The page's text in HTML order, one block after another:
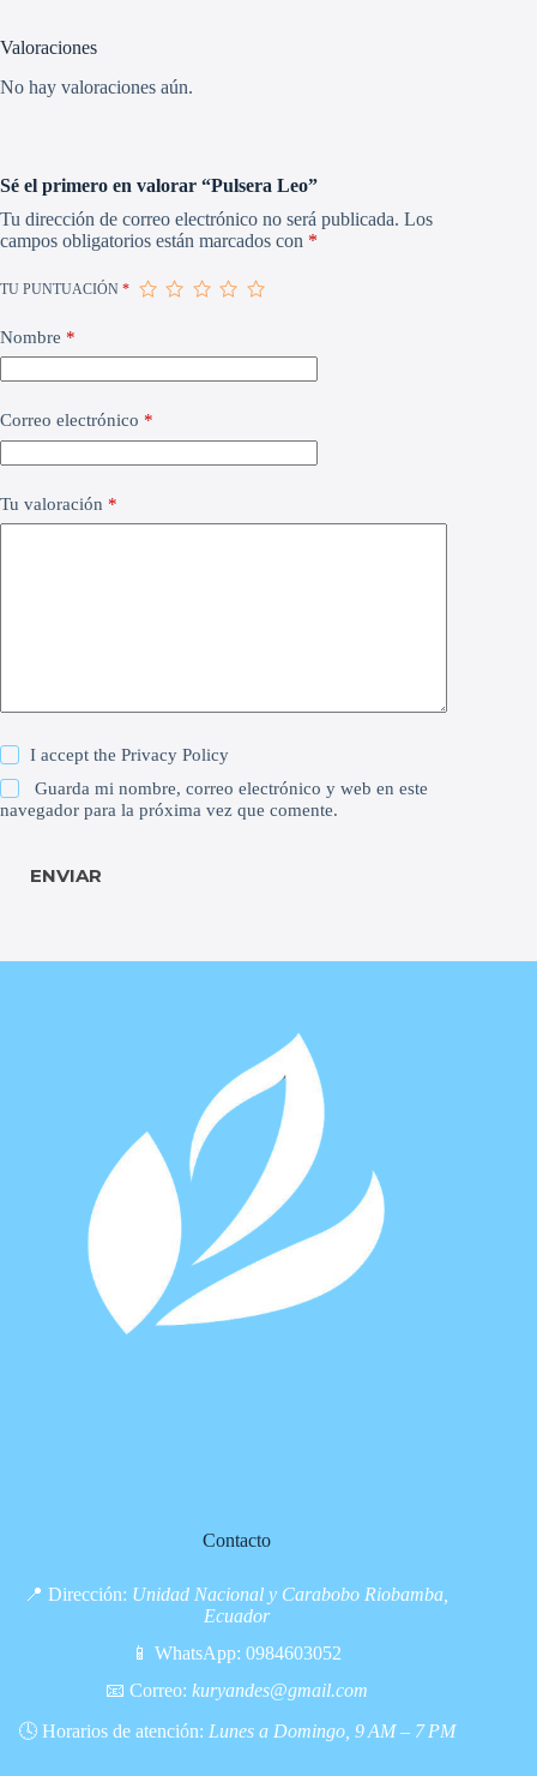
Valoraciones
No hay valoraciones aún.
Sé el primero en valorar “Pulsera Leo”
Tu dirección de correo electrónico no será publicada. Los
campos obligatorios están marcados con *
TU PUNTUACIÓN *
Nombre *
Correo electrónico *
Tu valoración *
I accept thePrivacy Policy
Guarda mi nombre, correo electrónico y web en este
navegador para la próxima vez que comente.
ENVIAR
Contacto
📍 Dirección: Unidad Nacional y Carabobo Riobamba,
Ecuador
📱 WhatsApp:0984603052
📧 Correo: kuryandes@gmail.com
🕓 Horarios de atención: Lunes a Domingo, 9 AM – 7 PM